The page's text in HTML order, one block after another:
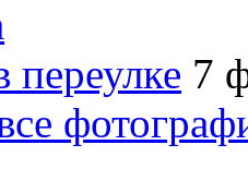
переулке 7